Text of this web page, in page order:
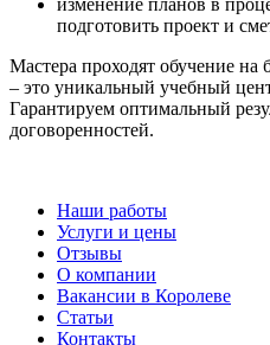
изменение планов в
подготовить проект и
Мастера проходят обучение
– это уникальный учебный
Гарантируем оптимальный
договоренностей.
Наши работы
Услуги и цены
Отзывы
О компании
Вакансии в Королеве
Статьи
Контакты